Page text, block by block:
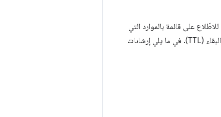
للاطّلاع على قائمة بالموارد التي
بين قصيرة ومتوسطة. بالنسبة إلى كلّ مورد مُدرَج، ننصحك بالتفكير في ما إذا كان يجب زيادة مدة البقاء (TTL). في ما يلي إرشادات